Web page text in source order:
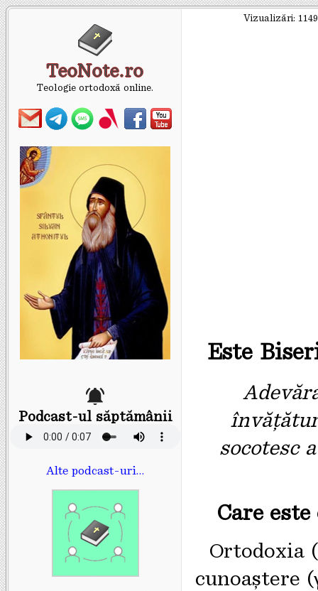
TeoNote.ro
Teologie ortodoxă online.
Podcast-ul săptămânii
Alte podcast-uri…
Vizualizări: 1149
Este
socotesc
Care
Ortodoxia (
cunoaștere (